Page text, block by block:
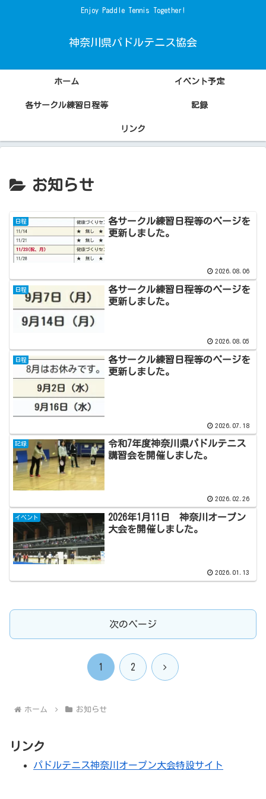
Enjoy Paddle Tennis Together!
神奈川県パドルテニス協会
ホーム イベント予定
各サークル練習日程等 記録
リンク
お知らせ
日程
各サークル練習日程等のページを
更新しました。
2026.08.06
日程
各サークル練習日程等のページを
更新しました。
2026.08.05
日程
各サークル練習日程等のページを
更新しました。
2026.07.18
記録
令和7年度神奈川県パドルテニス
講習会を開催しました。
2026.02.26
イベント
2026年1月11日 神奈川オープン
大会を開催しました。
2026.01.13
次のページ
1 2 次
ホーム お知らせ
リンク
パドルテニス神奈川オープン大会特設サイト